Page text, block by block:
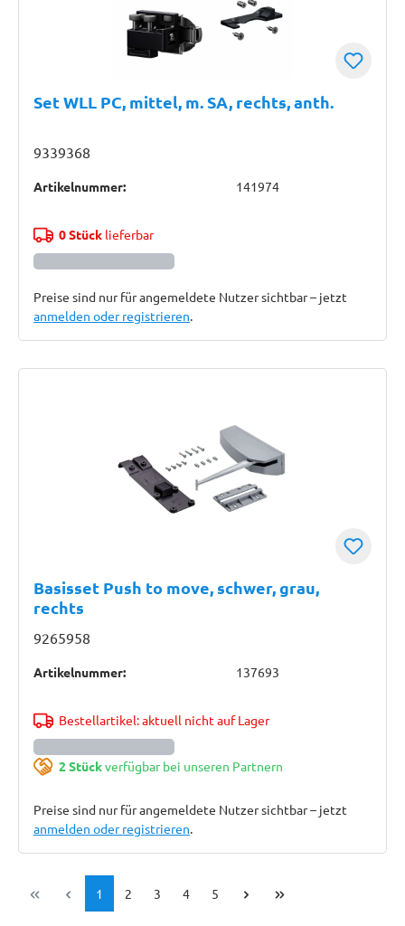
Set WLL PC, mittel, m. SA, rechts, anth.
9339368
Artikelnummer: 141974
0 Stücklieferbar
Preise sind nur für angemeldete Nutzer sichtbar – jetzt
anmelden oder registrieren.
Basisset Push to move, schwer, grau,
rechts
9265958
Artikelnummer: 137693
Bestellartikel: aktuell nicht auf Lager
2 Stückverfügbar bei unseren Partnern
Preise sind nur für angemeldete Nutzer sichtbar – jetzt
anmelden oder registrieren.
Seite
1 Seite
2 Seite
3 Seite
4 Seite
5